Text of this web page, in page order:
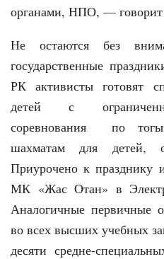
органами, НПО, — говорит
Не остаются без
государственные
РК активисты готовят
детей с
соревнования по
шахматам для детей,
Приурочено к празднику
МК «Жас Отан» в
Аналогичные первичные
во всех высших учебных
десяти средне-